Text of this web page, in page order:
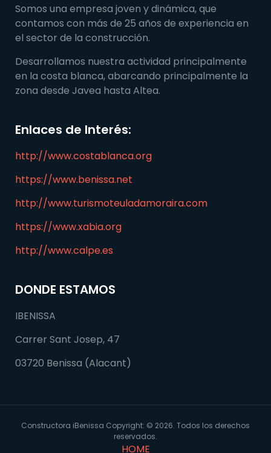
Somos una empresa joven y dinámica, que
contamos con más de 25 años de experiencia en
el sector de la construcción.
Desarrollamos nuestra actividad principalmente
en la costa blanca, abarcando principalmente la
zona desde Javea hasta Altea.
Enlaces de Interés:
http://www.costablanca.org
https://www.benissa.net
http://www.turismoteuladamoraira.com
https://www.xabia.org
http://www.calpe.es
DONDE ESTAMOS
IBENISSA
Carrer Sant Josep, 47
03720 Benissa (Alacant)
Constructora iBenissa Copyright: © 2026. Todos los derechos
reservados.
HOME